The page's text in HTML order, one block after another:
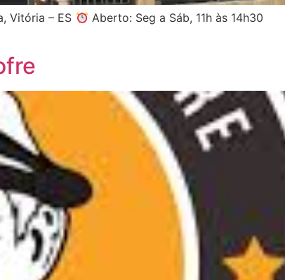
Vitória – ES
Aberto: Seg a Sáb, 11h às 14h30